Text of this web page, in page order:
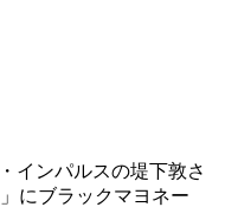
インパルスの堤下敦さ
にブラックマヨネー